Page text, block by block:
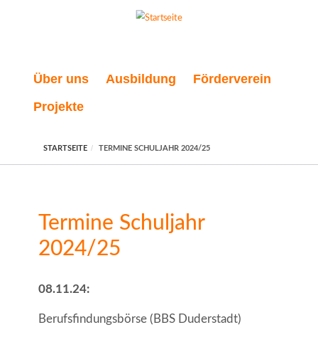
Über uns Ausbildung
Förderverein
Projekte
STARTSEITE TERMINE SCHULJAHR 2024/25
Termine Schuljahr
2024/25
08.11.24:
Berufsfindungsbörse (BBS Duderstadt)